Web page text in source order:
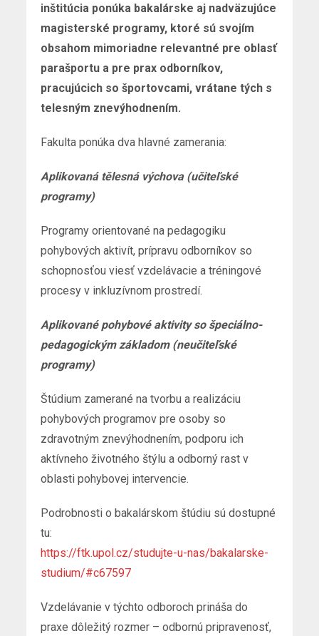
inštitúcia ponúka bakalárske aj nadväzujúce
magisterské programy, ktoré sú svojím
obsahom mimoriadne relevantné pre oblasť
parašportu a pre prax odborníkov,
pracujúcich so športovcami, vrátane tých s
telesným znevýhodnením.
Fakulta ponúka dva hlavné zamerania:
Aplikovaná tělesná výchova (učiteľské
programy)
Programy orientované na pedagogiku
pohybových aktivít, prípravu odborníkov so
schopnosťou viesť vzdelávacie a tréningové
procesy v inkluzívnom prostredí.
Aplikované pohybové aktivity so špeciálno-
pedagogickým základom (neučiteľské
programy)
Štúdium zamerané na tvorbu a realizáciu
pohybových programov pre osoby so
zdravotným znevýhodnením, podporu ich
aktívneho životného štýlu a odborný rast v
oblasti pohybovej intervencie.
Podrobnosti o bakalárskom štúdiu sú dostupné
tu:
https://ftk.upol.cz/studujte-u-nas/bakalarske-
studium/#c67597
Vzdelávanie v týchto odboroch prináša do
praxe dôležitý rozmer – odbornú pripravenosť,